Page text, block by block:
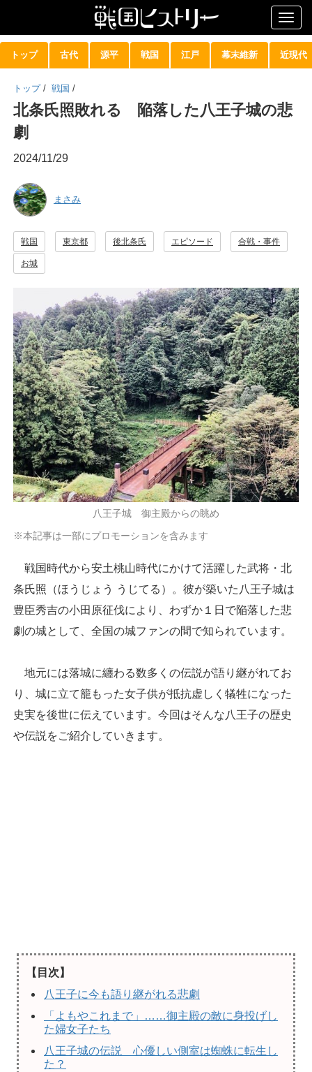
トップ 古代 源平 戦国 江戸 幕末維新 近現代
トップ / 戦国 /
北条氏照敗れる 陥落した八王子城の悲
劇
2024/11/29
まさみ
戦国 東京都 後北条氏 エピソード 合戦・事件
お城
八王子城 御主殿からの眺め
※本記事は一部にプロモーションを含みます
戦国時代から安土桃山時代にかけて活躍した武将・北
条氏照（ほうじょう うじてる）。彼が築いた八王子城は
豊臣秀吉の小田原征伐により、わずか１日で陥落した悲
劇の城として、全国の城ファンの間で知られています。
地元には落城に纏わる数多くの伝説が語り継がれてお
り、城に立て籠もった女子供が抵抗虚しく犠牲になった
史実を後世に伝えています。今回はそんな八王子の歴史
や伝説をご紹介していきます。
【目次】
八王子に今も語り継がれる悲劇
「よもやこれまで」……御主殿の敵に身投げし
た婦女子たち
八王子城の伝説 心優しい側室は蜘蛛に転生し
た？